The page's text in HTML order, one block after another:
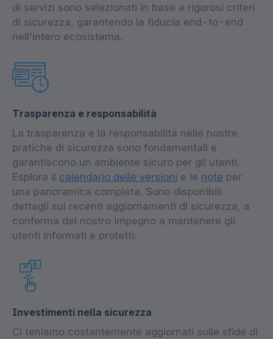
di servizi sono selezionati in base a rigorosi criteri
di sicurezza, garantendo la fiducia end-to-end
nell'intero ecosistema.
Trasparenza e responsabilità
La trasparenza e la responsabilità nelle nostre
pratiche di sicurezza sono fondamentali e
garantiscono un ambiente sicuro per gli utenti.
Esplora il calendario delle versioni e le note per
una panoramica completa. Sono disponibili
dettagli sui recenti aggiornamenti di sicurezza, a
conferma del nostro impegno a mantenere gli
utenti informati e protetti.
Investimenti nella sicurezza
Ci teniamo costantemente aggiornati sulle sfide di